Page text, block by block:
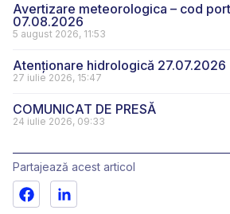
Avertizare meteorologica – cod
07.08.2026
5 august 2026, 11:53
Atenționare hidrologică 27.07.2026
27 iulie 2026, 15:47
COMUNICAT DE PRESĂ
24 iulie 2026, 09:33
Partajează acest articol